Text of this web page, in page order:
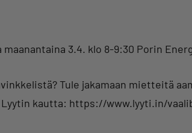
3.4. klo 8-9:30 Porin
Tule jakamaan mietteitä
kautta: https://www.lyyti.in/